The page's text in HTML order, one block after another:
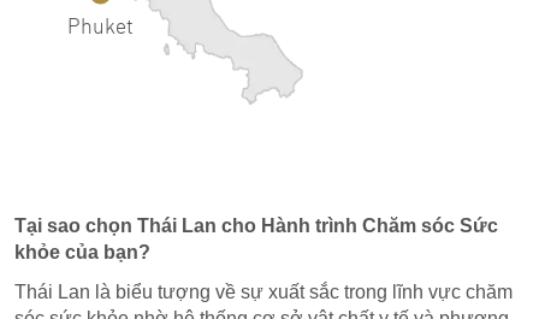
Phuket
Tại sao chọn Thái Lan cho Hành trình Chăm sóc Sức
khỏe của bạn?
Thái Lan là biểu tượng về sự xuất sắc trong lĩnh vực chăm